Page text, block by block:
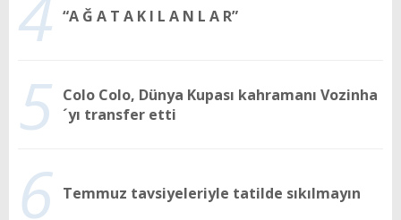
“A Ğ A T A K I L A N L A R”
5 Colo Colo, Dünya Kupası kahramanı Vozinha
´yı transfer etti
6 Temmuz tavsiyeleriyle tatilde sıkılmayın